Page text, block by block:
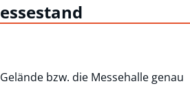
bzw. die Messehalle genau